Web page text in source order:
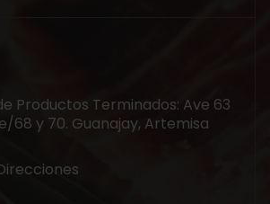
Productos Terminados: Ave 63
68 y 70. Guanajay, Artemisa